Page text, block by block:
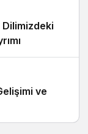
Dilimizdeki
ve